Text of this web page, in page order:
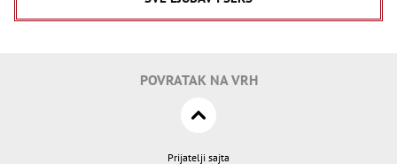
POVRATAK NA VRH
Prijatelji sajta